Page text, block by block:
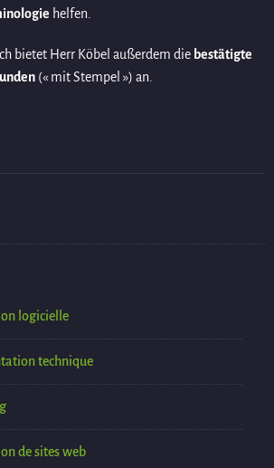
helfen.
bietet Herr Köbel außerdem die bestätigte
(« mit Stempel ») an.
logicielle
technique
de sites web